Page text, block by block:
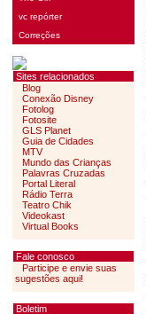
vc repórter
Correções
Sites relacionados
Blog
Conexão Disney
Fotolog
Fotosite
GLS Planet
Guia de Cidades
MTV
Mundo das Crianças
Palavras Cruzadas
Portal Literal
Rádio Terra
Teatro Chik
Videokast
Virtual Books
Fale conosco
Participe e envie suas
sugestões aqui!
Boletim